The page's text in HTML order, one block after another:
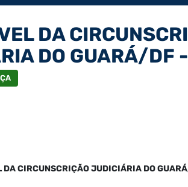
DA
DO GUARÁ/DF -
DA CIRCUNSCRIÇÃO JUDICIÁRIA DO